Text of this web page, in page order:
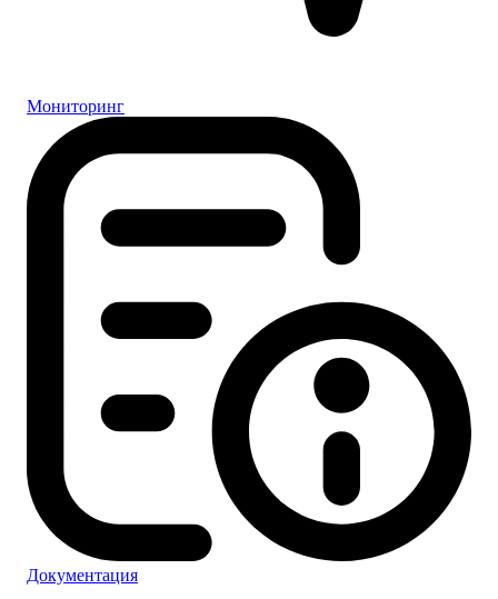
Мониторинг
Документация